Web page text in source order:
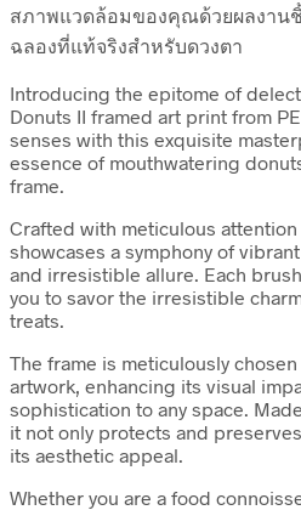
สภาพแวดล้อมของคุณด้วยผลงาน
ฉลองที่แท้จริงสำหรับดวงตา
Introducing the epitome of
Donuts II framed art print from
senses with this exquisite
essence of mouthwatering
frame.
Crafted with meticulous
showcases a symphony of
and irresistible allure. Each
you to savor the irresistible
treats.
The frame is meticulously
artwork, enhancing its visual
sophistication to any space.
it not only protects and
its aesthetic appeal.
Whether you are a food